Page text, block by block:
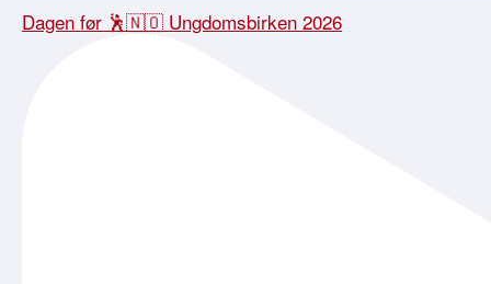
Dagen før 🕺🇳🇴 Ungdomsbirken 2026